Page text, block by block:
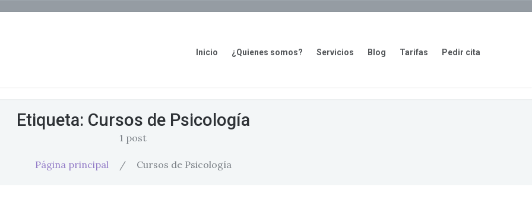
Inicio ¿Quienes somos? Servicios Blog Tarifas Pedir cita
Etiqueta: Cursos de Psicología
1 post
Página principal / Cursos de Psicología